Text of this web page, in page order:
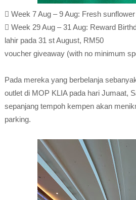
 Week 7 Aug – 9 Aug: Fresh
 Week 29 Aug – 31 Aug: Reward
lahir pada 31 st August, RM50
voucher giveaway (with no minimum
Pada mereka yang berbelanja
outlet di MOP KLIA pada hari Jumaat,
sepanjang tempoh kempen akan
parking.